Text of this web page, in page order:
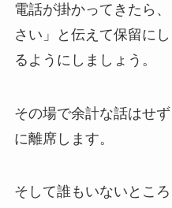
電話が掛かってきたら
さい」と伝えて保留に
るようにしましょう。
その場で余計な話はせ
に離席します。
そして誰もいないとこ